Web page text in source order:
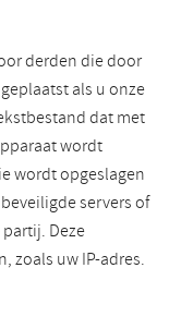
derden die door
als u onze
dat met
wordt
wordt opgeslagen
servers of
Deze
zoals uw IP-adres.